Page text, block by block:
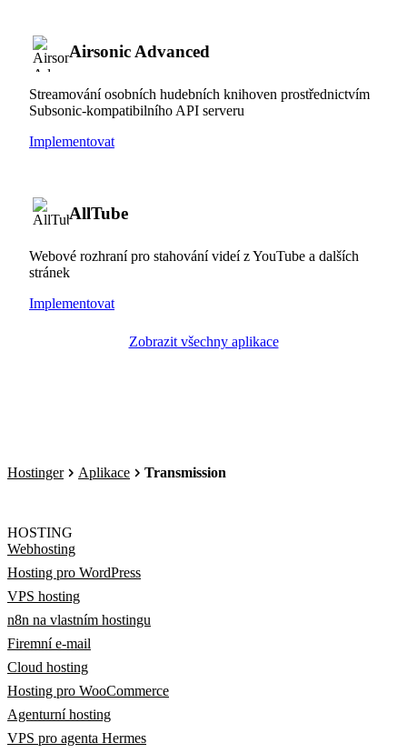
Airsonic Advanced
Streamování osobních hudebních knihoven prostřednictvím
Subsonic-kompatibilního API serveru
Implementovat
AllTube
Webové rozhraní pro stahování videí z YouTube a dalších
stránek
Implementovat
Zobrazit všechny aplikace
Hostinger Aplikace Transmission
HOSTING
Webhosting
Hosting pro WordPress
VPS hosting
n8n na vlastním hostingu
Firemní e-mail
Cloud hosting
Hosting pro WooCommerce
Agenturní hosting
VPS pro agenta Hermes